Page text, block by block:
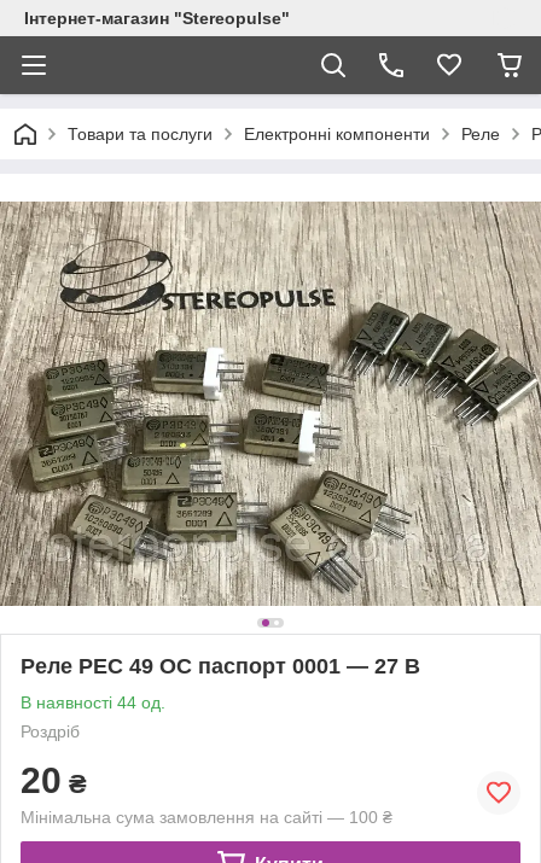
Інтернет-магазин "Stereopulse"
Товари та послуги Електронні компоненти Реле
Реле РЕС 49 ОС паспорт 0001 — 27 В
В наявності 44 од.
Роздріб
20 ₴
Мінімальна сума замовлення на сайті — 100 ₴